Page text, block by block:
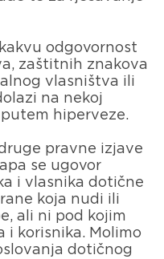
odgovornost
zaštitnih znakova
vlasništva ili
na nekoj
hiperveze.
pravne izjave
se ugovor
i vlasnika dotične
koja nudi ili
ali ni pod kojim
i korisnika. Molimo
dotičnog